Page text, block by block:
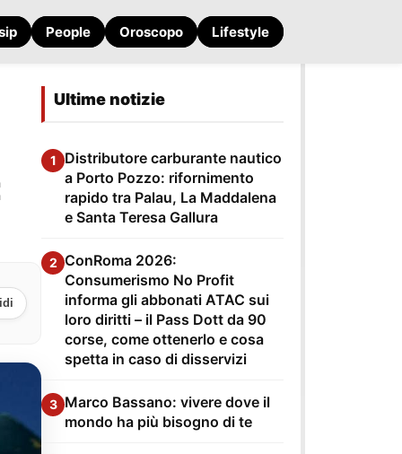
People Oroscopo Lifestyle
Ultime notizie
1
Distributore carburante nautico
a Porto Pozzo: rifornimento
rapido tra Palau, La Maddalena
e Santa Teresa Gallura
2 ConRoma 2026:
Consumerismo No Profit
informa gli abbonati ATAC sui
loro diritti – il Pass Dott da 90
corse, come ottenerlo e cosa
spetta in caso di disservizi
3 Marco Bassano: vivere dove il
mondo ha più bisogno di te